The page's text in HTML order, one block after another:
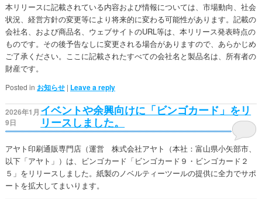
本リリースに記載されている内容お​​よび情報については、​​市場動向、社会
状況、経営方針の変更等により将来的に変わる可能性があります。記載の
会社名、および商品名、ウェブサイトのURL等は、​本リリース発表時点の
ものです。その後予告なしに変更される場合がありますので、あらかじめ
ご了承ください。​​ここに記載されたすべての会社名と製品名は、所有者の
財産です。
Posted in お知らせ | Leave a reply
イベントや余興向けに「ビンゴカード」をリ
リースしました。
2026年1月
9日
アヤト印刷通販専門店（運営 株式会社アヤト（本社：富山県小矢部市、
以下「アヤト」）は、ビンゴカード「ビンゴカード９・ビンゴカード２
５」をリリースしました。紙製のノベルティーツールの提供に全力でサポ
ートを拡大してまいります。